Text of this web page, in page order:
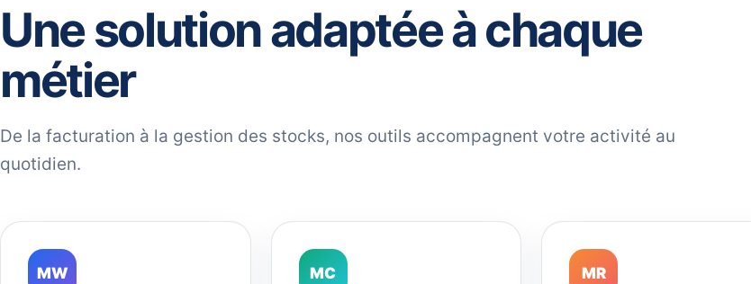
Une solution adaptée à chaque
métier
De la facturation à la gestion des stocks, nos outils accompagnent votre activité au
quotidien.
MW MC MR